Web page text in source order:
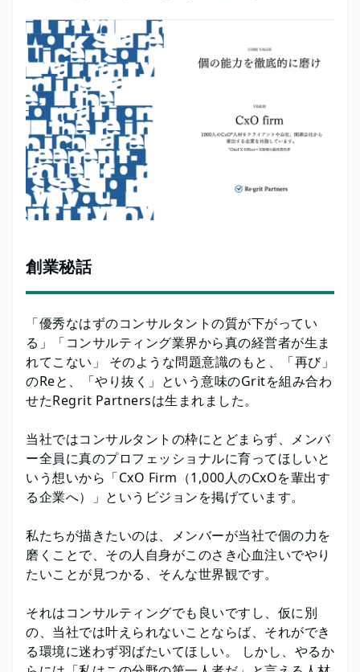
創業秘話
「優秀なはずのコンサルタントの質が下がってい
る」「コンサルティング業界から真の経営者が生ま
れてこない」 そのような問題意識のもと、「再び」
のReと、「やり抜く」という意味のGritを組み合わ
せたRegrit Partnersは生まれました。
当社ではコンサルタントの枠にとどまらず、メンバ
ー全員に真のプロフェッショナルに育ってほしいと
いう想いから「CxO Firm（1,000人のCxOを輩出す
る企業へ）」というビジョンを掲げています。
私たちが描きたいのは、メンバーが当社で個の力を
磨くことで、その人自身がこのさき心血注いでやり
たいことが見つかる、そんな世界観です。
それはコンサルティングでも良いですし、仮に別
の、当社では叶えられないことならば、それができ
る環境に迷わず羽ばたいてほしい。 しかし、やるか